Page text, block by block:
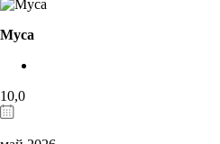
Муса
10,0